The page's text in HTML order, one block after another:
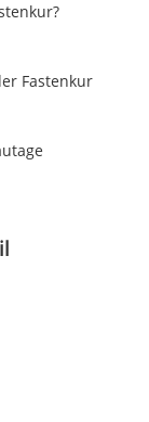
Fastenkur